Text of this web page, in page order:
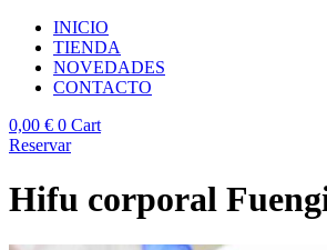
INICIO
TIENDA
NOVEDADES
CONTACTO
0,00 € 0 Cart
Reservar
Hifu corporal